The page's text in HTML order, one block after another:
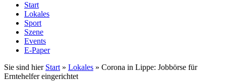
Start
Lokales
Sport
Szene
Events
E-Paper
Sie sind hier Start » Lokales » Corona in Lippe: Jobbörse für
Erntehelfer eingerichtet